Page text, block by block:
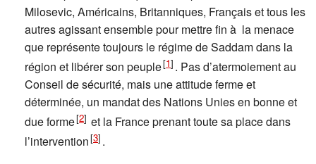
Milosevic, Américains, Britanniques, Français et tous les
autres agissant ensemble pour mettre fin à la menace
que représente toujours le régime de Saddam dans la
région et libérer son peuple[1] . Pas d’atermoiement au
Conseil de sécurité, mais une attitude ferme et
déterminée, un mandat des Nations Unies en bonne et
due forme[2] et la France prenant toute sa place dans
l’intervention[3] .